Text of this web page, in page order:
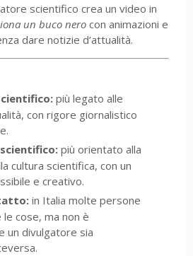
scientifico crea un video in
un buco nerocon animazioni e
dare notizie d’attualità.
più legato alle
con rigore giornalistico
più orientato alla
cultura scientifica, con un
e creativo.
in Italia molte persone
cose, ma non è
un divulgatore sia